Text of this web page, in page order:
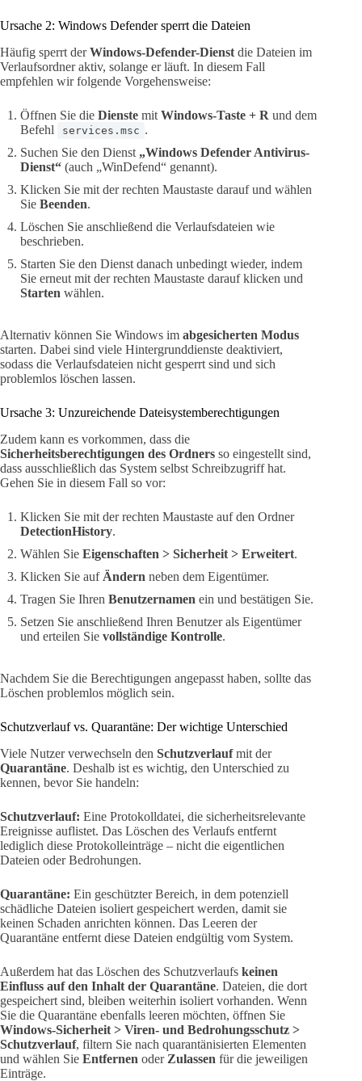
Ursache 2: Windows Defender sperrt die Dateien
Häufig sperrt derWindows-Defender-Dienst die Dateien im
Verlaufsordner aktiv, solange er läuft. In diesem Fall
empfehlen wir folgende Vorgehensweise:
Öffnen Sie die Dienste mit Windows-Taste + R und dem
Befehl
services.msc .
Suchen Sie den Dienst „Windows Defender Antivirus-
Dienst“ (auch „WinDefend“ genannt).
Klicken Sie mit der rechten Maustaste darauf und wählen
Sie Beenden.
Löschen Sie anschließend die Verlaufsdateien wie
beschrieben.
Starten Sie den Dienst danach unbedingt wieder, indem
Sie erneut mit der rechten Maustaste darauf klicken und
Starten wählen.
Alternativ können Sie Windows im abgesicherten Modus
starten. Dabei sind viele Hintergrunddienste deaktiviert,
sodass die Verlaufsdateien nicht gesperrt sind und sich
problemlos löschen lassen.
Ursache 3: Unzureichende Dateisystemberechtigungen
Zudem kann es vorkommen, dass die
Sicherheitsberechtigungen des Ordners so eingestellt sind,
dass ausschließlich das System selbst Schreibzugriff hat.
Gehen Sie in diesem Fall so vor:
Klicken Sie mit der rechten Maustaste auf den Ordner
DetectionHistory.
Wählen Sie Eigenschaften > Sicherheit > Erweitert.
Klicken Sie auf Ändern neben dem Eigentümer.
Tragen Sie Ihren Benutzernamen ein und bestätigen Sie.
Setzen Sie anschließend Ihren Benutzer als Eigentümer
und erteilen Sie vollständige Kontrolle.
Nachdem Sie die Berechtigungen angepasst haben, sollte das
Löschen problemlos möglich sein.
Schutzverlauf vs. Quarantäne: Der wichtige Unterschied
Viele Nutzer verwechseln den Schutzverlaufmit der
Quarantäne. Deshalb ist es wichtig, den Unterschied zu
kennen, bevor Sie handeln:
Schutzverlauf: Eine Protokolldatei, die sicherheitsrelevante
Ereignisse auflistet. Das Löschen des Verlaufs entfernt
lediglich diese Protokolleinträge – nicht die eigentlichen
Dateien oder Bedrohungen.
Quarantäne: Ein geschützter Bereich, in dem potenziell
schädliche Dateien isoliert gespeichert werden, damit sie
keinen Schaden anrichten können. Das Leeren der
Quarantäne entfernt diese Dateien endgültig vom System.
Außerdem hat das Löschen des Schutzverlaufs keinen
Einfluss auf den Inhalt der Quarantäne. Dateien, die dort
gespeichert sind, bleiben weiterhin isoliert vorhanden. Wenn
Sie die Quarantäne ebenfalls leeren möchten, öffnen Sie
Windows-Sicherheit > Viren- und Bedrohungsschutz >
Schutzverlauf, filtern Sie nach quarantänisierten Elementen
und wählen Sie Entfernen oder Zulassen für die jeweiligen
Einträge.